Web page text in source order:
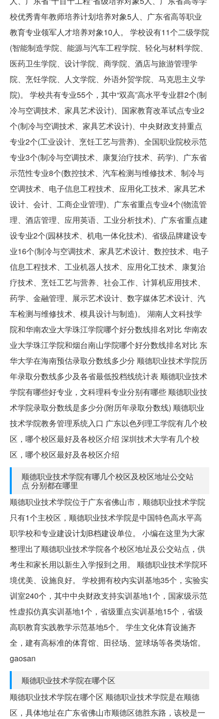
校优秀青年教师培养计划培养对象5人、广东省高等职业
教育专业领军人才培养对象10人。 学校设有11个二级学院
(智能制造学院、能源与汽车工程学院、轻化与材料学院、
医药卫生学院、设计学院、商学院、酒店与旅游管理学
院、烹饪学院、人文学院、外语外贸学院、马克思主义学
院)。 学校共有专业55个，其中“双高”高水平专业群2个(制
冷与空调技术、家具艺术设计)、国家教育改革试点专业2
个(制冷与空调技术、家具艺术设计)、中央财政支持重点
专业2个(工业设计、烹饪工艺与营养)、全国职业院校示范
专业3个(制冷与空调技术、康复治疗技术、药学)、广东省
示范性专业8个(数控技术、汽车检测与维修技术、制冷与
空调技术、电子信息工程技术、应用化工技术、家具艺术
设计、会计、工商企业管理)、广东省重点专业4个(物流管
理、酒店管理、应用英语、工业分析技术)、广东省重点建
设专业2个(园林技术、机电一体化技术)、省级品牌建设专
业16个(制冷与空调技术、家具艺术设计、数控技术、电子
信息工程技术、工业机器人技术、应用化工技术、康复治
疗技术、烹饪工艺与营养、社会工作、计算机应用技术、
药学、金融管理、展示艺术设计、数字媒体艺术设计、汽
车检测与维修技术、模具设计与制造)。 湖南人文科技学
院和华南农业大学珠江学院哪个好分数线排名对比 华南农
业大学珠江学院和烟台南山学院哪个好分数线排名对比 东
华大学在海南预估录取分数线多少分 顺德职业技术学院历
年录取分数线多少及各省最低投档线统计表 顺德职业技术
学院有哪些好专业，文科理科专业分别有哪些 顺德职业技
术学院录取分数线是多少分(附历年录取分数线) 顺德职业
技术学院教务管理系统入口 广东以色列理工学院有几个校
区，哪个校区最好及各校区介绍 深圳技术大学有几个校
区，哪个校区最好及各校区介绍
顺德职业技术学院有哪几个校区及校区地址公交站
点 分别都在哪里
顺德职业技术学院位于广东省佛山市，顺德职业技术学院
只有1个主校区，顺德职业技术学院是中国特色高水平高
职学校和专业建设计划B档建设单位。 小编在这里为大家
整理出了顺德职业技术学院各个校区地址及公交站点，供
考生和家长用以新生入学报到之用。 顺德职业技术学院环
境优美、设施良好。 学校拥有校内实训基地35个，实验实
训室240个，其中中央财政支持实训基地1个，国家级示范
性虚拟仿真实训基地1个，省级重点实训基地15个，省级
高职教育实践教学示范基地5个。 学生文化体育设施齐
全，建有高标准的体育馆、田径场、篮球场等各类场馆。
gaosan
顺德职业技术学院在哪个区
顺德职业技术学院在哪个区 顺德职业技术学院是在顺德
区，具体地址在广东省佛山市顺德区德胜东路，该校是一